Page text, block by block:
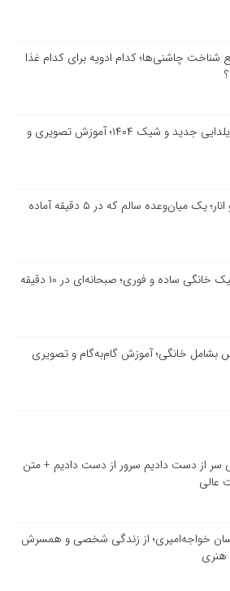
شناخت چاشنی‌ها؛ کدام ادویه برای کدام غذا
۱۰ مدل دسر یلدایی جدید و شیک ۱۴۰۴؛ آموزش تصویری و
دسر ماست و انار؛ یک میان‌وعده سالم که در ۵ دقیقه آماده
خانگی ساده و فوری؛ صبحانه‌ای در ۱۰ دقیقه
بشامل خانگی؛ آموزش گام‌به‌گام و تصویری
سر از دست دادیم سرور از دست دادیم + متن
عالی
خواجه‌امیری؛ از زندگی شخصی و همسرش
هنری